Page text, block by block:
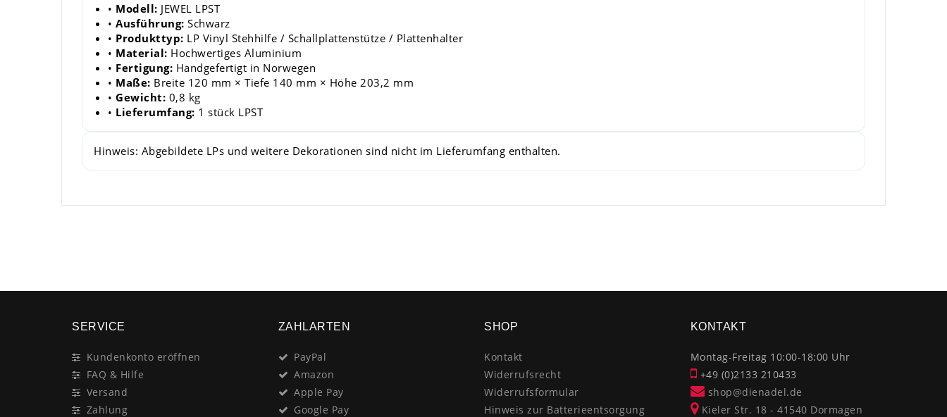
• Modell: JEWEL LPST
• Ausführung: Schwarz
• Produkttyp: LP Vinyl Stehhilfe / Schallplattenstütze / Plattenhalter
• Material: Hochwertiges Aluminium
• Fertigung: Handgefertigt in Norwegen
• Maße: Breite 120 mm × Tiefe 140 mm × Höhe 203,2 mm
• Gewicht: 0,8 kg
• Lieferumfang: 1 stück LPST
Hinweis: Abgebildete LPs und weitere Dekorationen sind nicht im Lieferumfang enthalten.
SERVICE
Kundenkonto eröffnen
FAQ & Hilfe
Versand
Zahlung
ZAHLARTEN
PayPal
Amazon
Apple Pay
Google Pay
SHOP
Kontakt
Widerrufsrecht
Widerrufsformular
Hinweis zur Batterieentsorgung
KONTAKT
Montag-Freitag 10:00-18:00 Uhr
+49 (0)2133 210433
shop@dienadel.de
Kieler Str. 18 - 41540 Dormagen